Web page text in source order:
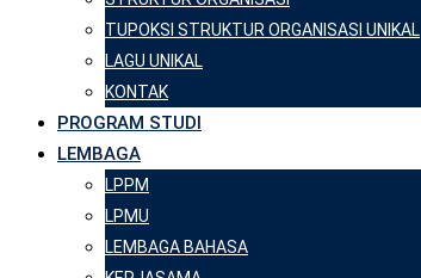
TUPOKSI STRUKTUR ORGANISASI UNIKAL
LAGU UNIKAL
KONTAK
PROGRAM STUDI
LEMBAGA
LPPM
LPMU
LEMBAGA BAHASA